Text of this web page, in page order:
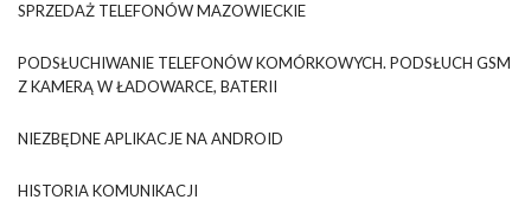
SPRZEDAŻ TELEFONÓW MAZOWIECKIE
PODSŁUCHIWANIE TELEFONÓW KOMÓRKOWYCH. PODSŁUCH GSM
Z KAMERĄ W ŁADOWARCE, BATERII
NIEZBĘDNE APLIKACJE NA ANDROID
HISTORIA KOMUNIKACJI